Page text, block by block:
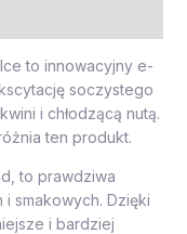
to innowacyjny e-
soczystego
i chłodzącą nutą.
ten produkt.
to prawdziwa
smakowych. Dzięki
i bardziej